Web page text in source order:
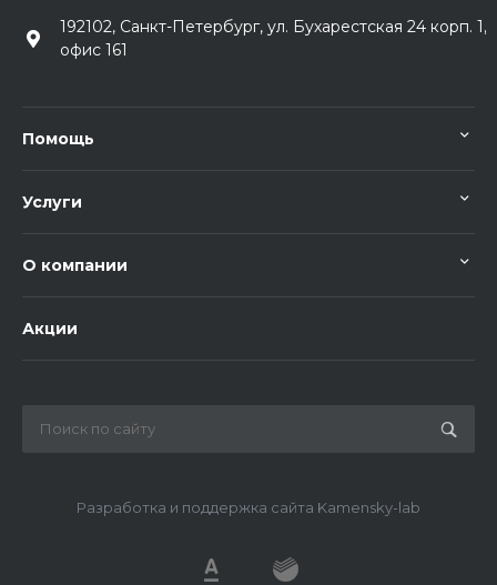
192102, Санкт-Петербург, ул. Бухарестская 24 корп. 1,
офис 161
Помощь
Услуги
О компании
Акции
Разработка и поддержка сайта Kamensky-lab